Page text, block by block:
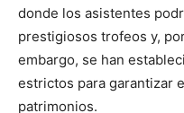
donde los asistentes
prestigiosos trofeos y,
embargo, se han
estrictos para garantizar
patrimonios.